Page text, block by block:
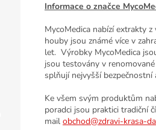
Informace o značce
MycoMedica nabízí extrakty
houby jsou známé více v
let. Výrobky MycoMedica
jsou testovány v
splňují nejvyšší
Ke všem svým produktům
poradci jsou praktici tradiční
mail obchod@zdravi-krasa-